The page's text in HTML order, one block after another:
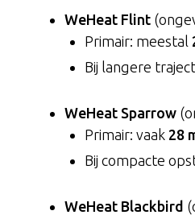
WeHeat Flint
Primair: meestal
Bij langere
WeHeat Sparrow
Primair: vaak 28
Bij compacte
WeHeat Blackbird